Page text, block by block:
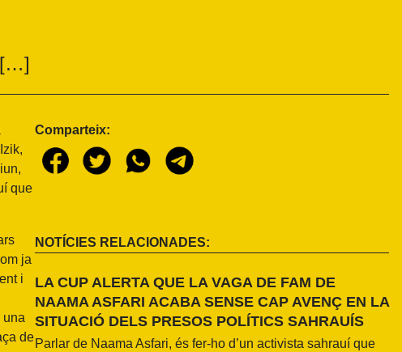
[…]
que
ja
i
una
de
Comparteix:
NOTÍCIES RELACIONADES:
LA CUP ALERTA QUE LA VAGA DE FAM DE
NAAMA ASFARI ACABA SENSE CAP AVENÇ EN LA
SITUACIÓ DELS PRESOS POLÍTICS SAHRAUÍS
Parlar de Naama Asfari, és fer-ho d’un activista sahrauí que